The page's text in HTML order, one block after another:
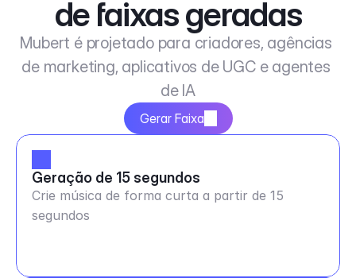
de faixas geradas
Mubert é projetado para criadores, agências
de marketing, aplicativos de UGC e agentes
de IA
Gerar Faixa
Geração de 15 segundos
Crie música de forma curta a partir de 15
segundos